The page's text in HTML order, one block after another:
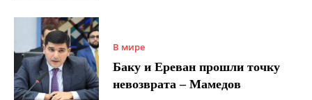
В мире
Баку и Ереван прошли точку
невозврата – Мамедов